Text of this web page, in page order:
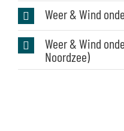
Weer & Wind
Weer & Wind
Noordzee)